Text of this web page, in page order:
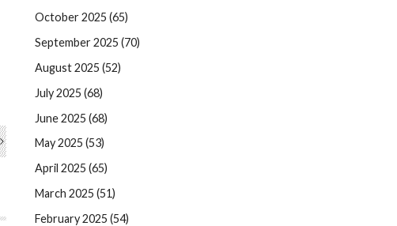
October 2025 (65)
September 2025 (70)
August 2025 (52)
July 2025 (68)
June 2025 (68)
May 2025 (53)
April 2025 (65)
March 2025 (51)
February 2025 (54)